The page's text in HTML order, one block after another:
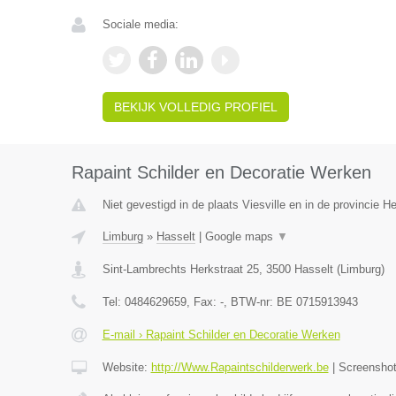
Sociale media:
BEKIJK VOLLEDIG PROFIEL
Rapaint Schilder en Decoratie Werken
Niet gevestigd in de plaats Viesville en in de provincie
Limburg» Hasselt| Google maps ▼
Sint-Lambrechts Herkstraat 25, 3500 Hasselt(Limburg)
Tel: 0484629659, Fax: -, BTW-nr: BE 0715913943
E-mail › Rapaint Schilder en Decoratie Werken
Website: http://Www.Rapaintschilderwerk.be| Screenshot